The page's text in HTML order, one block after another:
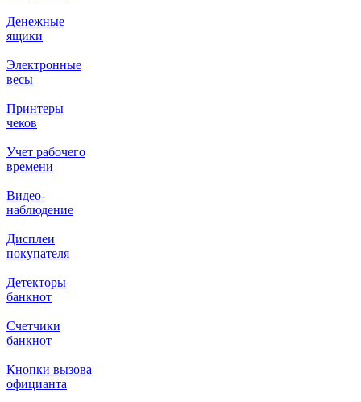
Денежные
ящики
Электронные
весы
Принтеры
чеков
Учет рабочего
времени
Видео‑
наблюдение
Дисплеи
покупателя
Детекторы
банкнот
Счетчики
банкнот
Кнопки вызова
официанта